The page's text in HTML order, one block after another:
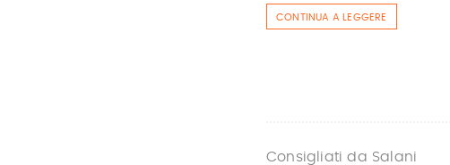
CONTINUA A LEGGERE
Consigliati da Salani